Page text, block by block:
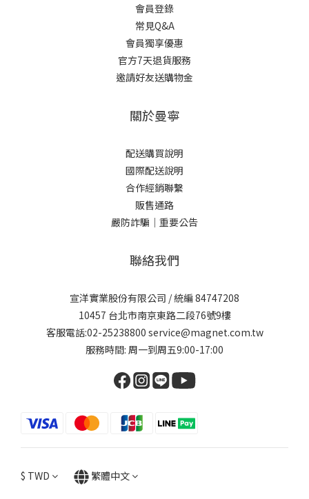
會員登錄
常見Q&A
會員獨享優惠
官方7天退貨服務
邀請好友送購物金
關於曼寧
配送購買說明
國際配送說明
合作經銷聯繫
販售通路
嚴防詐騙｜重要公告
聯絡我們
宣洋實業股份有限公司 / 統編 84747208
10457 台北市南京東路二段76號9樓
客服電話:02-25238800 service@magnet.com.tw
服務時間: 周一到周五9:00-17:00
$ TWD 繁體中文